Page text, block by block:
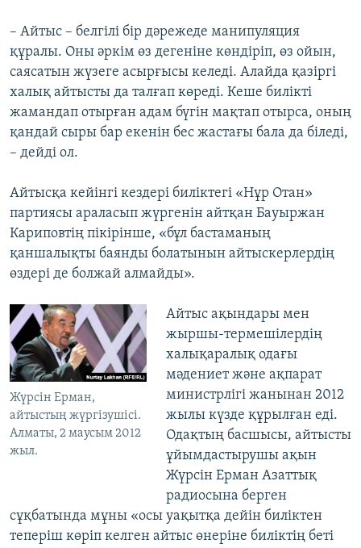
– Айтыс – белгілі бір дәрежеде манипуляция
құралы. Оны әркім өз дегеніне көндіріп, өз ойын,
саясатын жүзеге асырғысы келеді. Алайда қазіргі
халық айтысты да талғап көреді. Кеше билікті
жамандап отырған адам бүгін мақтап отырса, оның
қандай сыры бар екенін бес жастағы бала да біледі,
– дейді ол.
Айтысқа кейінгі кездері биліктегі «Нұр Отан»
партиясы араласып жүргенін айтқан Бауыржан
Кариповтің пікірінше, «бұл бастаманың
қаншалықты баянды болатынын айтыскерлердің
өздері де болжай алмайды».
Жүрсін Ерман,
айтыстың жүргізушісі.
Алматы, 2 маусым 2012
жыл.
Айтыс ақындары мен
жыршы-термешілердің
халықаралық одағы
мәдениет және ақпарат
министрлігі жанынан 2012
жылы күзде құрылған еді.
Одақтың басшысы, айтысты
ұйымдастырушы ақын
Жүрсін Ерман Азаттық
радиосына берген
сұқбатында мұны «осы уақытқа дейін биліктен
теперіш көріп келген айтыс өнеріне биліктің беті